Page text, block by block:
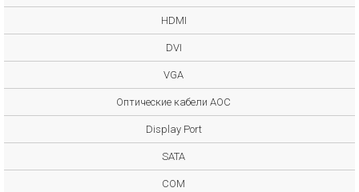
HDMI
DVI
VGA
Оптические кабели AOC
Display Port
SATA
COM